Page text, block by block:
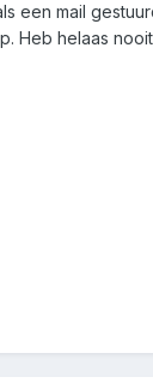
een mail
Heb helaas